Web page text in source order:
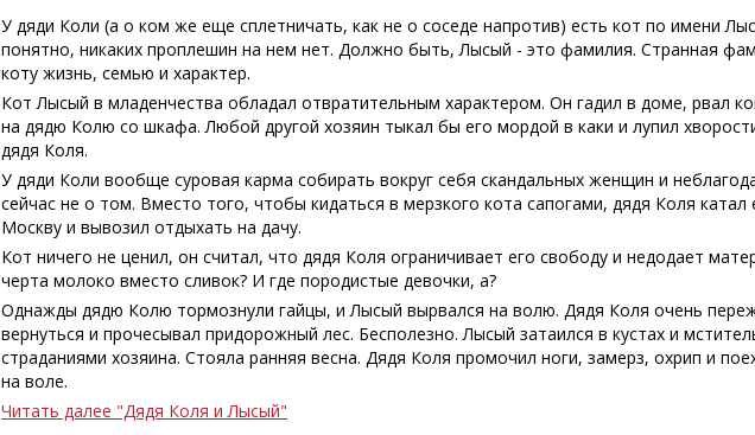
У дяди Коли (а о ком же еще сплетничать, как не о соседе напротив) есть кот по имени
понятно, никаких проплешин на нем нет. Должно быть, Лысый - это фамилия. Странная
коту жизнь, семью и характер.
Кот Лысый в младенчества обладал отвратительным характером. Он гадил в доме, рвал
на дядю Колю со шкафа. Любой другой хозяин тыкал бы его мордой в каки и лупил
дядя Коля.
У дяди Коли вообще суровая карма собирать вокруг себя скандальных женщин и
сейчас не о том. Вместо того, чтобы кидаться в мерзкого кота сапогами, дядя Коля
Москву и вывозил отдыхать на дачу.
Кот ничего не ценил, он считал, что дядя Коля ограничивает его свободу и недодает
черта молоко вместо сливок? И где породистые девочки, а?
Однажды дядю Колю тормознули гайцы, и Лысый вырвался на волю. Дядя Коля очень
вернуться и прочесывал придорожный лес. Бесполезно. Лысый затаился в кустах и
страданиями хозяина. Стояла ранняя весна. Дядя Коля промочил ноги, замерз, охрип и
на воле.
Читать далее "Дядя Коля и Лысый"